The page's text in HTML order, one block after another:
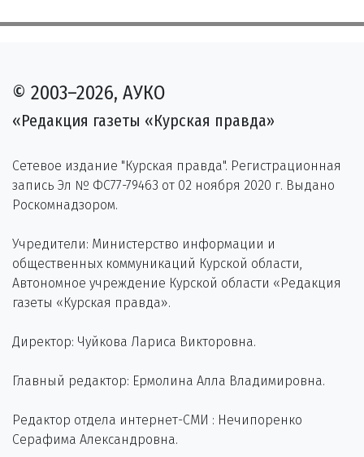
© 2003–2026, АУКО
«Редакция газеты «Курская правда»
Сетевое издание "Курская правда". Регистрационная
запись Эл № ФС77-79463 от 02 ноября 2020 г. Выдано
Роскомнадзором.
Учредители: Министерство информации и
общественных коммуникаций Курской области,
Автономное учреждение Курской области «Редакция
газеты «Курская правда».
Директор: Чуйкова Лариса Викторовна.
Главный редактор: Ермолина Алла Владимировна.
Редактор отдела интернет-СМИ : Нечипоренко
Серафима Александровна.